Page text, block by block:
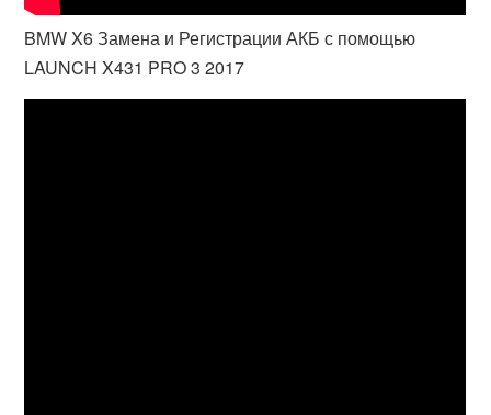
BMW X6 Замена и Регистрации АКБ с помощью
LAUNCH X431 PRO 3 2017